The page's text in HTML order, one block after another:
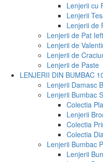
Lenjerii cu
Lenjerii
Lenjerii de
Lenjerii de Pat
Lenjerii de
Lenjerii de
Lenjerii de Paste
LENJERII DIN BUMBAC
Lenjerii Damasc
Lenjerii Bumbac
Colectia
Lenjerii
Colectia
Colectia
Lenjerii Bumbac
Lenjerii